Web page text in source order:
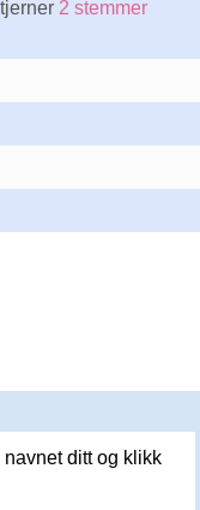
2 stemmer
ditt og klikk